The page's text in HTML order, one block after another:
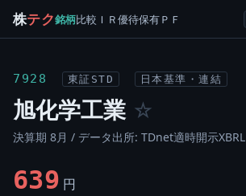
株テク銘柄比較 ＩＲ優待保有ＰＦ
7928 東証STD 日本基準・連結
旭化学工業 ☆
決算期 8月 / データ出所: TDnet適時開示XBRL
639 円